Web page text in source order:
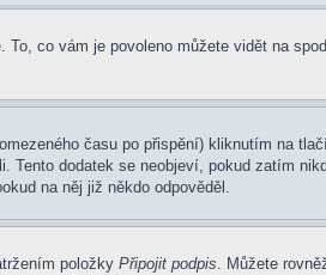
co vám je povoleno můžete vidět na
času po přispění) kliknutím na
dodatek se neobjeví, pokud zatím
na něj již někdo odpověděl.
položky Připojit podpis. Můžete